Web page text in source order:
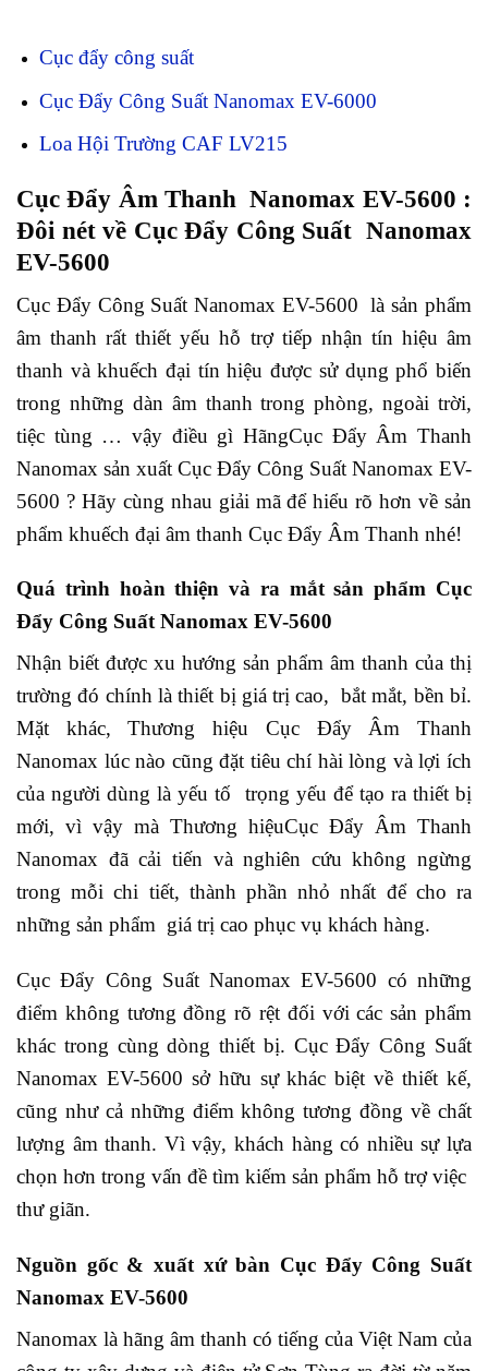
Cục đẩy công suất
Cục Đẩy Công Suất Nanomax EV-6000
Loa Hội Trường CAF LV215
Cục Đẩy Âm Thanh Nanomax EV-5600 :
Đôi nét về Cục Đẩy Công Suất Nanomax
EV-5600
Cục Đẩy Công Suất Nanomax EV-5600 là sản phẩm
âm thanh rất thiết yếu hỗ trợ tiếp nhận tín hiệu âm
thanh và khuếch đại tín hiệu được sử dụng phổ biến
trong những dàn âm thanh trong phòng, ngoài trời,
tiệc tùng … vậy điều gì HãngCục Đẩy Âm Thanh
Nanomax sản xuất Cục Đẩy Công Suất Nanomax EV-
5600 ? Hãy cùng nhau giải mã để hiểu rõ hơn về sản
phẩm khuếch đại âm thanh Cục Đẩy Âm Thanh nhé!
Quá trình hoàn thiện và ra mắt sản phẩm Cục
Đẩy Công Suất Nanomax EV-5600
Nhận biết được xu hướng sản phẩm âm thanh của thị
trường đó chính là thiết bị giá trị cao, bắt mắt, bền bỉ.
Mặt khác, Thương hiệu Cục Đẩy Âm Thanh
Nanomax lúc nào cũng đặt tiêu chí hài lòng và lợi ích
của người dùng là yếu tố trọng yếu để tạo ra thiết bị
mới, vì vậy mà Thương hiệuCục Đẩy Âm Thanh
Nanomax đã cải tiến và nghiên cứu không ngừng
trong mỗi chi tiết, thành phần nhỏ nhất để cho ra
những sản phẩm giá trị cao phục vụ khách hàng.
Cục Đẩy Công Suất Nanomax EV-5600 có những
điểm không tương đồng rõ rệt đối với các sản phẩm
khác trong cùng dòng thiết bị. Cục Đẩy Công Suất
Nanomax EV-5600 sở hữu sự khác biệt về thiết kế,
cũng như cả những điểm không tương đồng về chất
lượng âm thanh. Vì vậy, khách hàng có nhiều sự lựa
chọn hơn trong vấn đề tìm kiếm sản phẩm hỗ trợ việc
thư giãn.
Nguồn gốc & xuất xứ bàn Cục Đẩy Công Suất
Nanomax EV-5600
Nanomax là hãng âm thanh có tiếng của Việt Nam của